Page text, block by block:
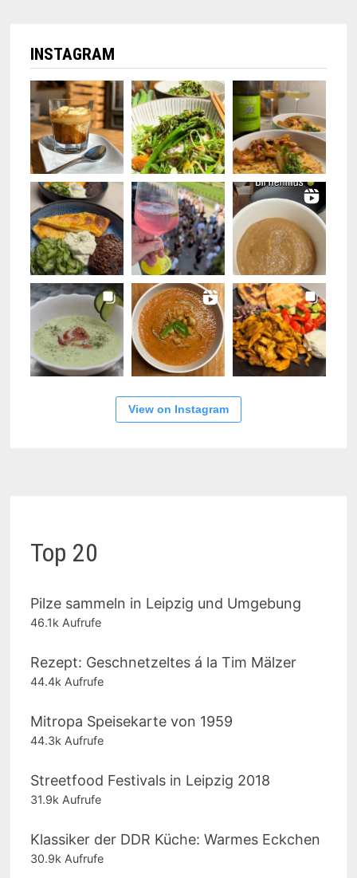
INSTAGRAM
View on Instagram
Top 20
Pilze sammeln in Leipzig und Umgebung
46.1k Aufrufe
Rezept: Geschnetzeltes á la Tim Mälzer
44.4k Aufrufe
Mitropa Speisekarte von 1959
44.3k Aufrufe
Streetfood Festivals in Leipzig 2018
31.9k Aufrufe
Klassiker der DDR Küche: Warmes Eckchen
30.9k Aufrufe